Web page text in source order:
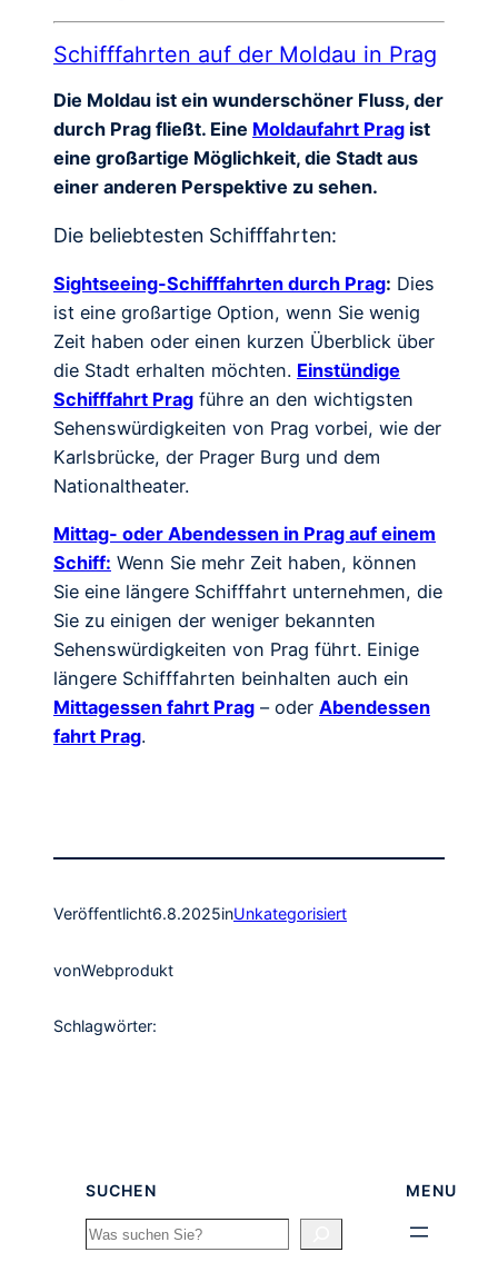
Schifffahrten auf der Moldau in Prag
Die Moldau ist ein wunderschöner Fluss, der
durch Prag fließt. Eine Moldaufahrt Prag ist
eine großartige Möglichkeit, die Stadt aus
einer anderen Perspektive zu sehen.
Die beliebtesten Schifffahrten:
Sightseeing-Schifffahrten durch Prag: Dies
ist eine großartige Option, wenn Sie wenig
Zeit haben oder einen kurzen Überblick über
die Stadt erhalten möchten. Einstündige
Schifffahrt Prag führe an den wichtigsten
Sehenswürdigkeiten von Prag vorbei, wie der
Karlsbrücke, der Prager Burg und dem
Nationaltheater.
Mittag- oder Abendessen in Prag auf einem
Schiff: Wenn Sie mehr Zeit haben, können
Sie eine längere Schifffahrt unternehmen, die
Sie zu einigen der weniger bekannten
Sehenswürdigkeiten von Prag führt. Einige
längere Schifffahrten beinhalten auch ein
Mittagessen fahrt Prag – oder Abendessen
fahrt Prag.
Veröffentlicht6.8.2025inUnkategorisiert
vonWebprodukt
Schlagwörter:
SUCHEN
Search
MENU